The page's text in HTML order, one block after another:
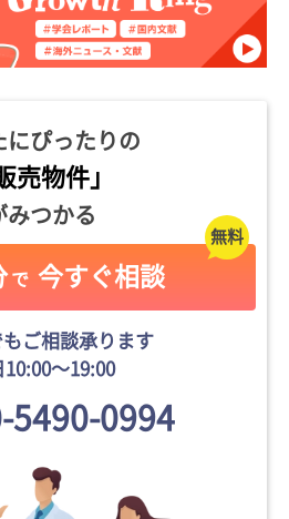
にぴったりの
売物件」
みつかる
で 今すぐ相談
もご相談承ります
10:00〜19:00
5490-0994